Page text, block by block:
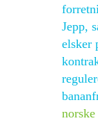
Jepp,
elsker